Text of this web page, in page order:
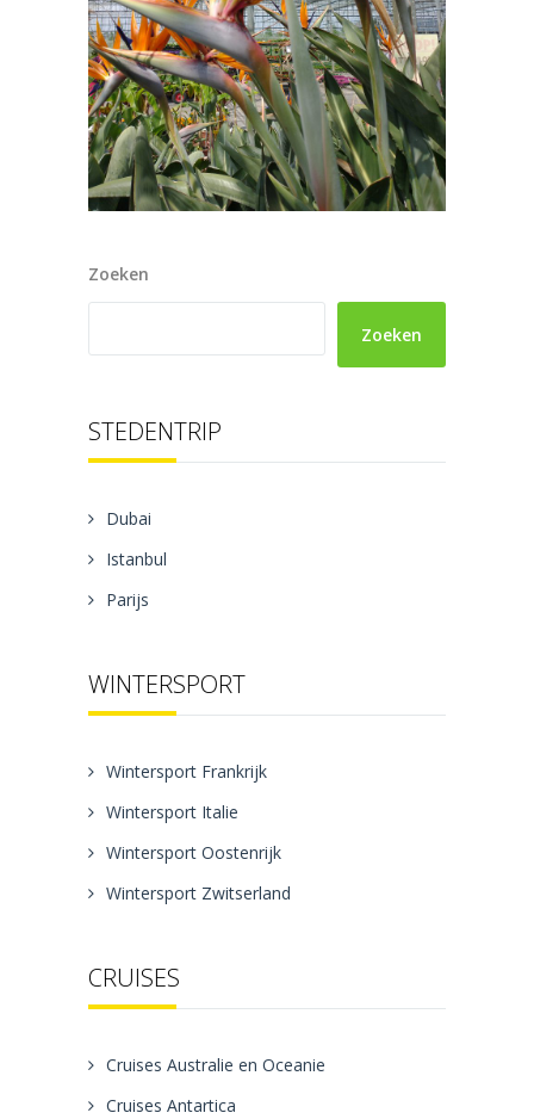
Zoeken
Zoeken
STEDENTRIP
Dubai
Istanbul
Parijs
WINTERSPORT
Wintersport Frankrijk
Wintersport Italie
Wintersport Oostenrijk
Wintersport Zwitserland
CRUISES
Cruises Australie en Oceanie
Cruises Antartica